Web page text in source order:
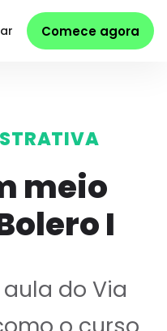
Comece agora
meio
I
do Via